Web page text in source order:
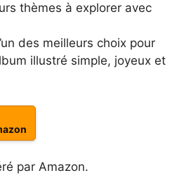
thèmes à explorer avec
des meilleurs choix pour
illustré simple, joyeux et
par Amazon.